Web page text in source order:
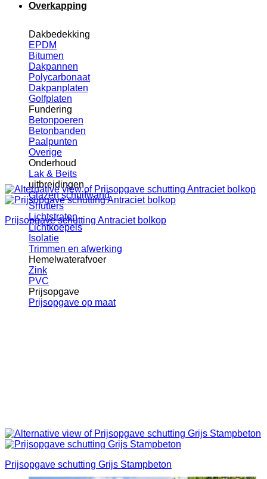
Overkapping
Dakbedekking
EPDM
Bitumen
Dakpannen
Polycarbonaat
Dakpanplaten
Golfplaten
Fundering
Betonpoeren
Betonbanden
Paalpunten
Overige
Onderhoud
Lak & Beits
uitbreidingen
Glazen schuifwand
Shutters
Lichtstraten
Lichtkoepels
Isolatie
Trimmen en afwerking
Hemelwaterafvoer
Zink
PVC
Prijsopgave
Prijsopgave op maat
Prijsopgave schutting Antraciet bolkop
Prijsopgave schutting Grijs Stampbeton